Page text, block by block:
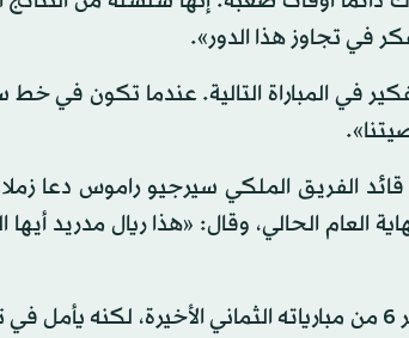
في تجاوز هذا الدور».
في المباراة التالية. عندما تكون في خط
الفريق الملكي سيرجيو راموس دعا
العام الحالي، وقال: «هذا ريال مدريد أيها
ولن تكون مباراة مدريد سهلة في ملعب رامون سانشيز بيزخوان، حيث خسر 6 من مبارياته الثماني الأخيرة،